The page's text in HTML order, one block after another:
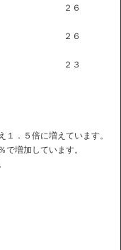
８ ２６
２ ２６
８ ２３
１．５倍に増えています。
増加しています。